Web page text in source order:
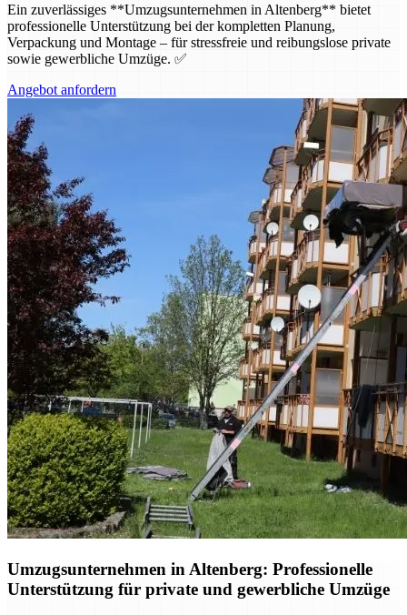
Ein zuverlässiges **Umzugsunternehmen in Altenberg** bietet
professionelle Unterstützung bei der kompletten Planung,
Verpackung und Montage – für stressfreie und reibungslose private
sowie gewerbliche Umzüge. ✅
Angebot anfordern
Umzugsunternehmen in Altenberg: Professionelle
Unterstützung für private und gewerbliche Umzüge